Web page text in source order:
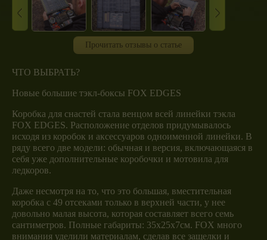
Прочитать отзывы о статье
ЧТО ВЫБРАТЬ?
Новые большие тэкл-боксы FOX EDGES
Коробка для снастей стала венцом всей линейки тэкла
FOX EDGES. Расположение отделов придумывалось
исходя из коробок и аксессуаров одноименной линейки. В
ряду всего две модели: обычная и версия, включающаяся в
себя уже дополнительные коробочки и мотовила для
ледкоров.
Даже несмотря на то, что это большая, вместительная
коробка с 49 отсеками только в верхней части, у нее
довольно малая высота, которая составляет всего семь
сантиметров. Полные габариты: 35х25х7см. FOX много
внимания уделили материалам, сделав все защелки и